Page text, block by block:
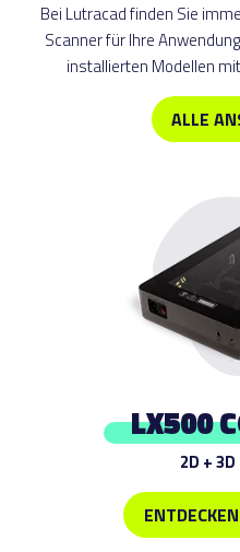
Bei Lutracad finden Sie
Scanner für Ihre
installierten Modellen
ALLE
LX500
2D + 3D